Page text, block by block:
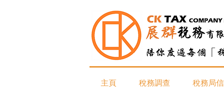
主頁 稅務調查 稅務局